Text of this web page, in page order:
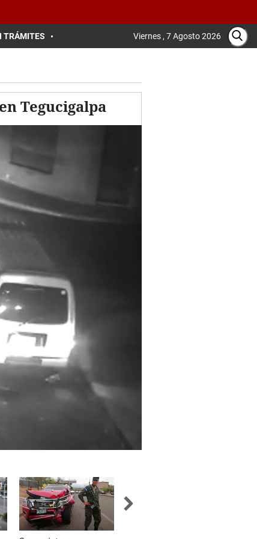
TRÁMITES Viernes , 7 Agosto 2026
Tegucigalpa